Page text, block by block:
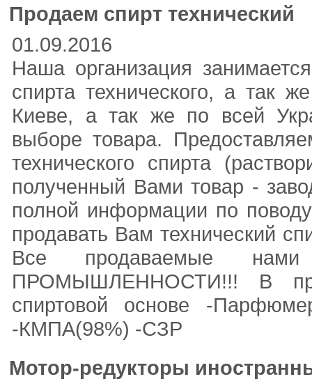
Продаем спирт технический
01.09.2016
Наша организация
спирта технического, а так
Киеве, а так же по всей
выборе товара.
технического спирта
полученный Вами товар -
полной информации по
продавать Вам технический
Все продаваемые
ПРОМЫШЛЕННОСТИ!!! В
спиртовой основе -
-КМПА(98%) -СЗР
Мотор-редукторы